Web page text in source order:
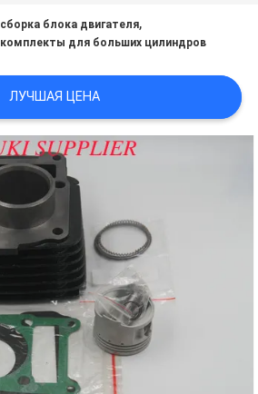
сборка блока двигателя,
комплекты для больших цилиндров
ЛУЧШАЯ ЦЕНА